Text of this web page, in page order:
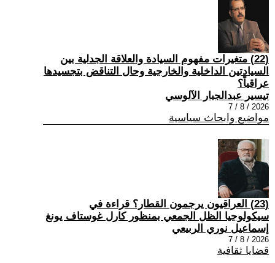
(22) متغيرات مفهوم السيادة والعلاقة الجدلية بين
السيادتين الداخلية والخارجية وحال التناقض بتجسيدها
عراقياً؟
تيسير عبدالجبار الآلوسي
2026 / 8 / 7
مواضيع وابحاث سياسية
(23) العراقيون يرجمون القطار؟ قراءة في
سيكولوجيا الظل الجمعي بمنظور كارل غوستاف يونغ
إسماعيل نوري الربيعي
2026 / 8 / 7
قضايا ثقافية